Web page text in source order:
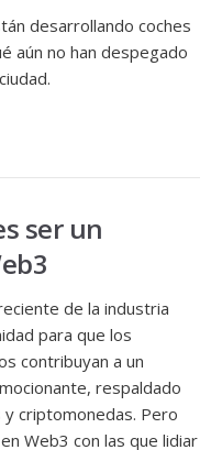
desarrollando coches
aún no han despegado
ser un
de la industria
para que los
contribuyan a un
respaldado
criptomonedas. Pero
Web3 con las que lidiar